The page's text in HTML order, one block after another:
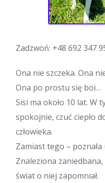
Zadzwoń: +48 692 347
Ona nie szczeka. Ona
Ona po prostu się boi…
Sisi ma około 10 lat. W
spokojnie, czuć ciepło
człowieka.
Zamiast tego –
Znaleziona zaniedbana,
świat o niej zapomniał.